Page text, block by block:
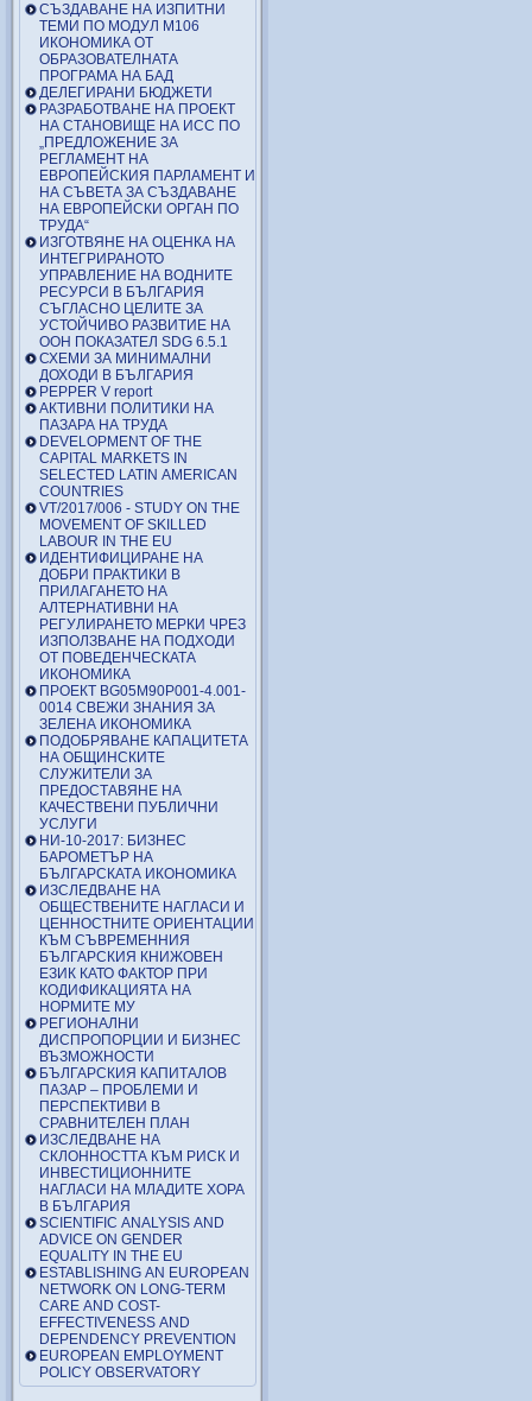
СЪЗДАВАНЕ НА ИЗПИТНИ
ТЕМИ ПО МОДУЛ М106
ИКОНОМИКА ОТ
ОБРАЗОВАТЕЛНАТА
ПРОГРАМА НА БАД
ДЕЛЕГИРАНИ БЮДЖЕТИ
РАЗРАБОТВАНЕ НА ПРОЕКТ
НА СТАНОВИЩЕ НА ИСС ПО
„ПРЕДЛОЖЕНИЕ ЗА
РЕГЛАМЕНТ НА
ЕВРОПЕЙСКИЯ ПАРЛАМЕНТ И
НА СЪВЕТА ЗА СЪЗДАВАНЕ
НА ЕВРОПЕЙСКИ ОРГАН ПО
ТРУДА“
ИЗГОТВЯНЕ НА ОЦЕНКА НА
ИНТЕГРИРАНОТО
УПРАВЛЕНИЕ НА ВОДНИТЕ
РЕСУРСИ В БЪЛГАРИЯ
СЪГЛАСНО ЦЕЛИТЕ ЗА
УСТОЙЧИВО РАЗВИТИЕ НА
ООН ПОКАЗАТЕЛ SDG 6.5.1
СХЕМИ ЗА МИНИМАЛНИ
ДОХОДИ В БЪЛГАРИЯ
PEPPER V report
АКТИВНИ ПОЛИТИКИ НА
ПАЗАРА НА ТРУДА
DEVELOPMENT OF THE
CAPITAL MARKETS IN
SELECTED LATIN AMERICAN
COUNTRIES
VT/2017/006 - STUDY ON THE
MOVEMENT OF SKILLED
LABOUR IN THE EU
ИДЕНТИФИЦИРАНЕ НА
ДОБРИ ПРАКТИКИ В
ПРИЛАГАНЕТО НА
АЛТЕРНАТИВНИ НА
РЕГУЛИРАНЕТО МЕРКИ ЧРЕЗ
ИЗПОЛЗВАНЕ НА ПОДХОДИ
ОТ ПОВЕДЕНЧЕСКАТА
ИКОНОМИКА
ПРОЕКТ BG05M90P001-4.001-
0014 СВЕЖИ ЗНАНИЯ ЗА
ЗЕЛЕНА ИКОНОМИКА
ПОДОБРЯВАНЕ КАПАЦИТЕТА
НА ОБЩИНСКИТЕ
СЛУЖИТЕЛИ ЗА
ПРЕДОСТАВЯНЕ НА
КАЧЕСТВЕНИ ПУБЛИЧНИ
УСЛУГИ
НИ-10-2017: БИЗНЕС
БАРОМЕТЪР НА
БЪЛГАРСКАТА ИКОНОМИКА
ИЗСЛЕДВАНЕ НА
ОБЩЕСТВЕНИТЕ НАГЛАСИ И
ЦЕННОСТНИТЕ ОРИЕНТАЦИИ
КЪМ СЪВРЕМЕННИЯ
БЪЛГАРСКИЯ КНИЖОВЕН
ЕЗИК КАТО ФАКТОР ПРИ
КОДИФИКАЦИЯТА НА
НОРМИТЕ МУ
РЕГИОНАЛНИ
ДИСПРОПОРЦИИ И БИЗНЕС
ВЪЗМОЖНОСТИ
БЪЛГАРСКИЯ КАПИТАЛОВ
ПАЗАР – ПРОБЛЕМИ И
ПЕРСПЕКТИВИ В
СРАВНИТЕЛЕН ПЛАН
ИЗСЛЕДВАНЕ НА
СКЛОННОСТТА КЪМ РИСК И
ИНВЕСТИЦИОННИТЕ
НАГЛАСИ НА МЛАДИТЕ ХОРА
В БЪЛГАРИЯ
SCIENTIFIC ANALYSIS AND
ADVICE ON GENDER
EQUALITY IN THE EU
ESTABLISHING AN EUROPEAN
NETWORK ON LONG-TERM
CARE AND COST-
EFFECTIVENESS AND
DEPENDENCY PREVENTION
EUROPEAN EMPLOYMENT
POLICY OBSERVATORY